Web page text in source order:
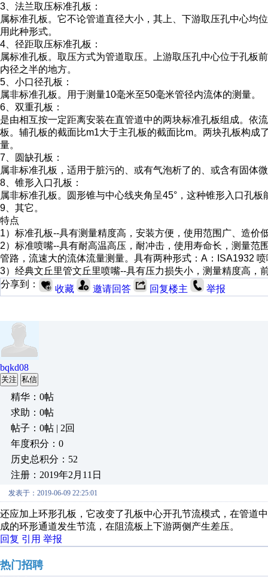
3、法兰取压标准孔板：
属标准孔板。它不论管道直径大小，其上、下游取压孔中心均
用此种形式。
4、径距取压标准孔板：
属标准孔板。取压方式为管道取压。上游取压孔中心位于孔板
内径之半的地方。
5、小口径孔板：
属非标准孔板。用于测量10毫米至50毫米管径内流体的测量。
6、双重孔板：
是由相互按一定距离安装在直管道中的两块标准孔板组成。依
板。辅孔板的截面比m1大于主孔板的截面比m。两块孔板构
量。
7、圆缺孔板：
属非标准孔板，适用于脏污的、或有气泡析了的、或含有固体
8、锥形入口孔板：
属非标准孔板。圆形锥与中心线夹角呈45°，这种锥形入口孔
9、其它。
特点
1） 标准孔板--具有测量精度高，安装方便，使用范围广、造价
2）标准喷嘴--具有耐高温高压，耐冲击，使用寿命长，测量
管路，流速大的流体流量测量。具有两种形式：A：ISA1932
3）经典文丘里管文丘里喷嘴--具有压力损失小，测量精度高，
分享到：
收藏 邀请回答 回复楼主 举报
bqkd08
关注 私信
精华：0帖
求助：0帖
帖子：0帖 | 2回
年度积分：0
历史总积分：52
注册：2019年2月11日
发表于：2019-06-09 22:25:01
还应加上环形孔板，它改变了孔板中心开孔节流模式，在管道
成的环形通道发生节流，在阻流板上下游两侧产生差压。
回复 引用 举报
热门招聘